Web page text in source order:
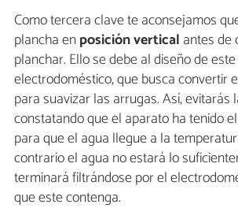
Como tercera clave te aconsejamos
plancha enposición vertical antes de
planchar. Ello se debe al diseño de este
electrodoméstico, que busca convertir
para suavizar las arrugas. Así, evitarás
constatando que el aparato ha tenido
para que el agua llegue a la
contrario el agua no estará lo
terminará filtrándose por el
que este contenga.